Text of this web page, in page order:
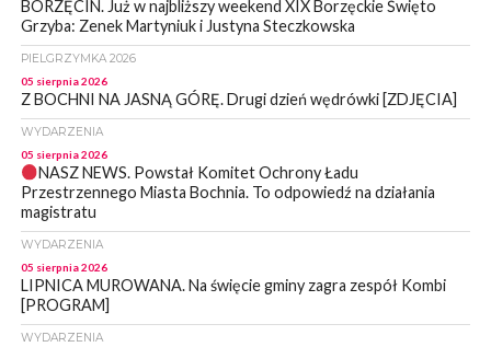
BORZĘCIN. Już w najbliższy weekend XIX Borzęckie Święto
Grzyba: Zenek Martyniuk i Justyna Steczkowska
PIELGRZYMKA 2026
05 sierpnia 2026
Z BOCHNI NA JASNĄ GÓRĘ. Drugi dzień wędrówki [ZDJĘCIA]
WYDARZENIA
05 sierpnia 2026
NASZ NEWS. Powstał Komitet Ochrony Ładu
Przestrzennego Miasta Bochnia. To odpowiedź na działania
magistratu
WYDARZENIA
05 sierpnia 2026
LIPNICA MUROWANA. Na święcie gminy zagra zespół Kombi
[PROGRAM]
WYDARZENIA